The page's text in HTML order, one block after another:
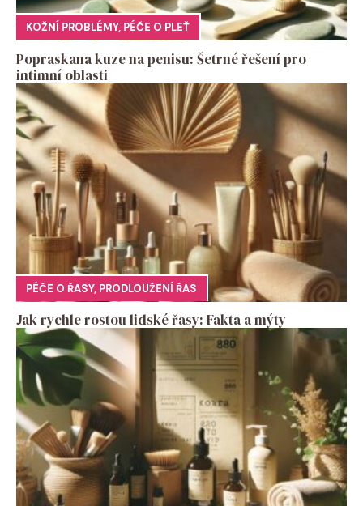
KOŽNÍ PROBLÉMY, PÉČE O PLEŤ
Popraskana kuze na penisu: Šetrné řešení pro
intimní oblasti
PÉČE O ŘASY, PRODLOUŽENÍ ŘAS
Jak rychle rostou lidské řasy: Fakta a mýty